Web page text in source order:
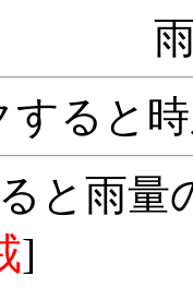
すると
と雨量
]